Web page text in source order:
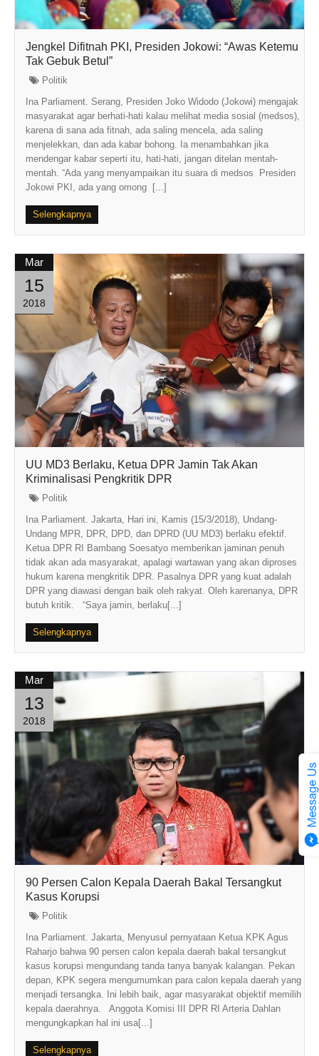
Jengkel Difitnah PKI, Presiden Jokowi: “Awas Ketemu
Tak Gebuk Betul”
Politik
Ina Parliament. Serang, Presiden Joko Widodo (Jokowi) mengajak
masyarakat agar berhati-hati kalau melihat media sosial (medsos),
karena di sana ada fitnah, ada saling mencela, ada saling
menjelekkan, dan ada kabar bohong. Ia menambahkan jika
mendengar kabar seperti itu, hati-hati, jangan ditelan mentah-
mentah. “Ada yang menyampaikan itu suara di medsos Presiden
Jokowi PKI, ada yang omong [...]
Selengkapnya
Mar
15
2018
UU MD3 Berlaku, Ketua DPR Jamin Tak Akan
Kriminalisasi Pengkritik DPR
Politik
Ina Parliament. Jakarta, Hari ini, Kamis (15/3/2018), Undang-
Undang MPR, DPR, DPD, dan DPRD (UU MD3) berlaku efektif.
Ketua DPR RI Bambang Soesatyo memberikan jaminan penuh
tidak akan ada masyarakat, apalagi wartawan yang akan diproses
hukum karena mengkritik DPR. Pasalnya DPR yang kuat adalah
DPR yang diawasi dengan baik oleh rakyat. Oleh karenanya, DPR
butuh kritik. “Saya jamin, berlaku[...]
Selengkapnya
Mar
13
2018
90 Persen Calon Kepala Daerah Bakal Tersangkut
Kasus Korupsi
Politik
Ina Parliament. Jakarta, Menyusul pernyataan Ketua KPK Agus
Raharjo bahwa 90 persen calon kepala daerah bakal tersangkut
kasus korupsi mengundang tanda tanya banyak kalangan. Pekan
depan, KPK segera mengumumkan para calon kepala daerah yang
menjadi tersangka. Ini lebih baik, agar masyarakat objektif memilih
kepala daerahnya. Anggota Komisi III DPR RI Arteria Dahlan
mengungkapkan hal ini usa[...]
Selengkapnya